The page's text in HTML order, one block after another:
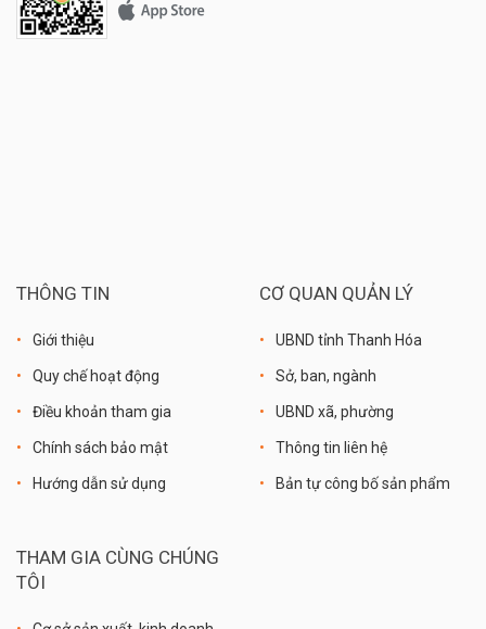
THÔNG TIN
Giới thiệu
Quy chế hoạt động
Điều khoản tham gia
Chính sách bảo mật
Hướng dẫn sử dụng
CƠ QUAN QUẢN LÝ
UBND tỉnh Thanh Hóa
Sở, ban, ngành
UBND xã, phường
Thông tin liên hệ
Bản tự công bố sản phẩm
THAM GIA CÙNG CHÚNG
TÔI